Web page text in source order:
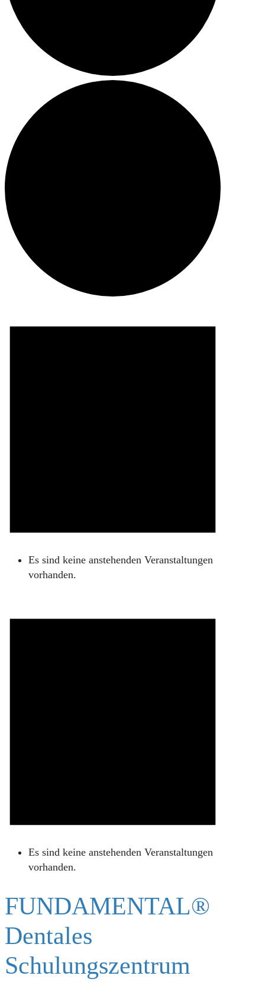
Es sind keine anstehenden Veranstaltungen
vorhanden.
Es sind keine anstehenden Veranstaltungen
vorhanden.
FUNDAMENTAL®
Dentales
Schulungszentrum